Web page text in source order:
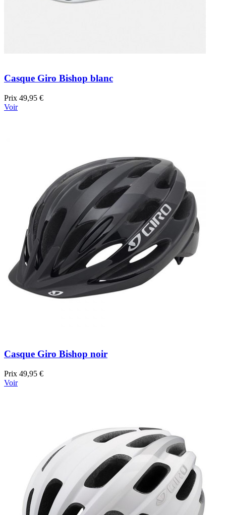
Casque Giro Bishop blanc
Prix 49,95 €
Voir
Casque Giro Bishop noir
Prix 49,95 €
Voir